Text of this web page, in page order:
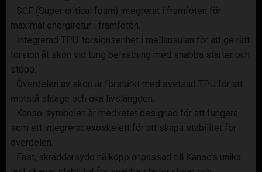
- SCF (Super critical foam) integrerat i framfoten för
maximal energiretur i framfoten.
- Integrerad TPU-torsionsenhet i mellansulan för att ge rätt
torsion åt skon vid tung belastning med snabba starter och
stopp.
- Överdelen av skon är förstärkt med svetsad TPU för att
motstå slitage och öka livslängden.
- Kanso-symbolen är medvetet designad för att fungera
som ett integrerat exoskelett för att skapa stabilitet för
överdelen.
- Fast, skräddarsydd hälkopp anpassad till Kanso’s unika